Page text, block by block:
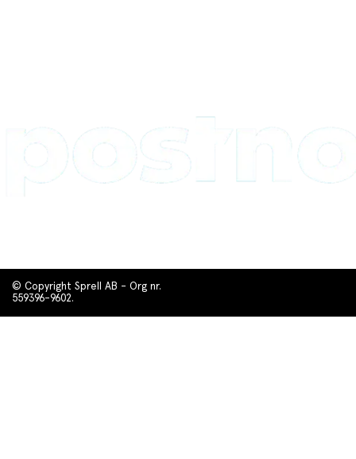
© Copyright Sprell AB - Org nr.
559396-9602.